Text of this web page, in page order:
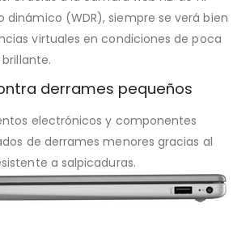
dinámico (WDR), siempre se verá bien
virtuales en condiciones de poca
derrames pequeños
electrónicos y componentes
de derrames menores gracias al
a salpicaduras.